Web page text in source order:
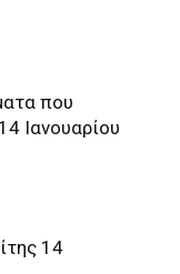
που
Ιανουαρίου
14